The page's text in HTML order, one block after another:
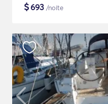
$693 /noite